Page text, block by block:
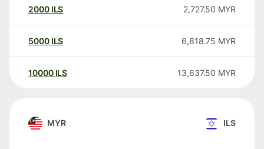
2000 ILS 2,727.50 MYR
5000 ILS 6,818.75 MYR
10000 ILS 13,637.50 MYR
MYR ILS